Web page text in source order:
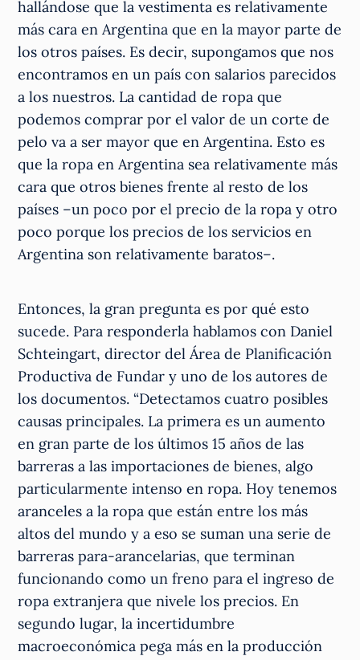
hallándose que la vestimenta es relativamente
más cara en Argentina que en la mayor parte de
los otros países. Es decir, supongamos que nos
encontramos en un país con salarios parecidos
a los nuestros. La cantidad de ropa que
podemos comprar por el valor de un corte de
pelo va a ser mayor que en Argentina. Esto es
que la ropa en Argentina sea relativamente más
cara que otros bienes frente al resto de los
países –un poco por el precio de la ropa y otro
poco porque los precios de los servicios en
Argentina son relativamente baratos–.
Entonces, la gran pregunta es por qué esto
sucede. Para responderla hablamos con Daniel
Schteingart, director del Área de Planificación
Productiva de Fundar y uno de los autores de
los documentos. “Detectamos cuatro posibles
causas principales. La primera es un aumento
en gran parte de los últimos 15 años de las
barreras a las importaciones de bienes, algo
particularmente intenso en ropa. Hoy tenemos
aranceles a la ropa que están entre los más
altos del mundo y a eso se suman una serie de
barreras para-arancelarias, que terminan
funcionando como un freno para el ingreso de
ropa extranjera que nivele los precios. En
segundo lugar, la incertidumbre
macroeconómica pega más en la producción